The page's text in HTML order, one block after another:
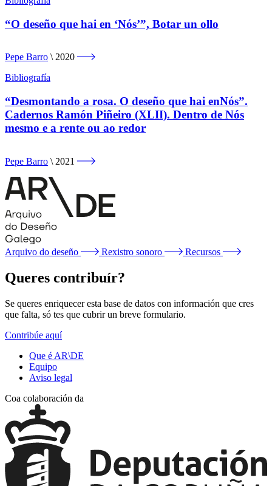
“O deseño que hai en ‘Nós’”, Botar un ollo
Pepe Barro
2020
Bibliografía
“Desmontando a rosa. O deseño que hai enNós”.
Cadernos Ramón Piñeiro (XLII). Dentro de Nós
mesmo e a rente ou ao redor
Pepe Barro 2021
Arquivo do deseño Rexistro sonoro Recursos
Queres contribuír?
Se queres enriquecer esta base de datos con información que cres
que falta, só tes que cubrir un breve formulario.
Contribúe aquí
Que é AR\DE
Equipo
Aviso legal
Coa colaboración da